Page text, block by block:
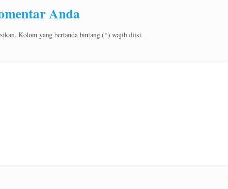
Anda
Kolom yang bertanda bintang (*) wajib diisi.